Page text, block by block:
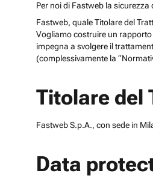
Per noi di Fastweb la
Fastweb, quale Titolare del
Vogliamo costruire un
impegna a svolgere il
(complessivamente la
Titolare del
Fastweb S.p.A., con sede in
Data